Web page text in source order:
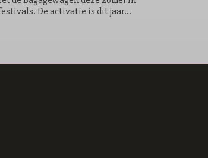
De activatie is dit jaar